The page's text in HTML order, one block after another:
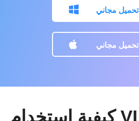
تحميل مجاني
تحميل مجاني
كيفية استخدام VLC لنسخ